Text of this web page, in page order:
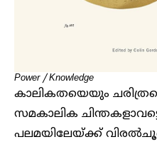
Power / Knowledge
കാലികതയെയും
സമകാലിക
പലമയിലേയ്ക്ക്